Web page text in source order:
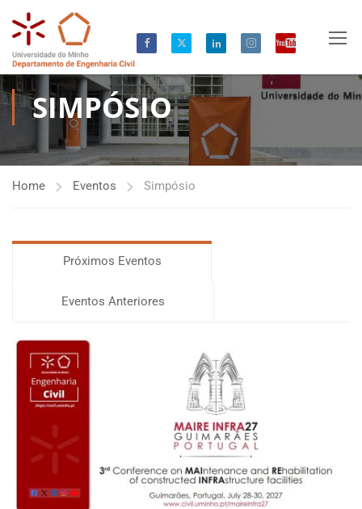
SIMPÓSIO
Home Eventos Simpósio
Próximos Eventos
Eventos Anteriores
28
JUN, 2027